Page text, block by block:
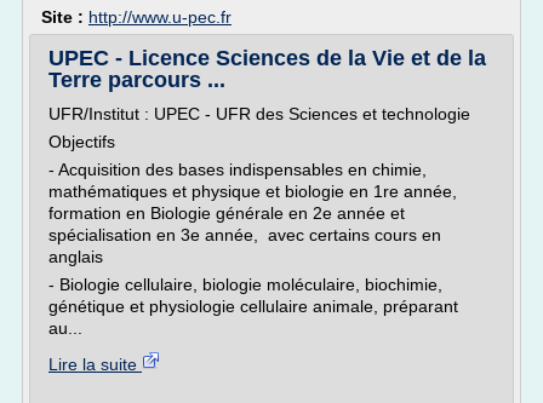
Site : http://www.u-pec.fr
UPEC - Licence Sciences de la Vie et de la
Terre parcours ...
UFR/Institut : UPEC - UFR des Sciences et technologie
Objectifs
- Acquisition des bases indispensables en chimie,
mathématiques et physique et biologie en 1re année,
formation en Biologie générale en 2e année et
spécialisation en 3e année, avec certains cours en
anglais
- Biologie cellulaire, biologie moléculaire, biochimie,
génétique et physiologie cellulaire animale, préparant
au...
Lire la suite